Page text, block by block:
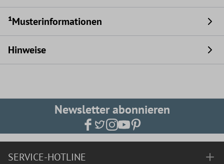
¹Musterinformationen
Hinweise
Newsletter abonnieren
SERVICE-HOTLINE